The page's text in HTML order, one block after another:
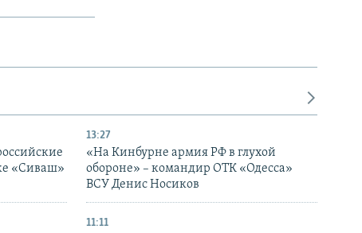
«Сиваш»
13:27
«На Кинбурне армия РФ в глухой
обороне» – командир ОТК «Одесса»
ВСУ Денис Носиков
11:11